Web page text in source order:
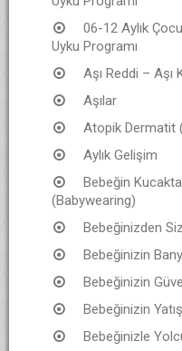
06-12 Aylık
Uyku Programı
Aşı Reddi – Aşı
Aşılar
Atopik Dermatit
Aylık Gelişim
Bebeğin
(Babywearing)
Bebeğinizden
Bebeğinizin
Bebeğinizin
Bebeğinizin
Bebeğinizle